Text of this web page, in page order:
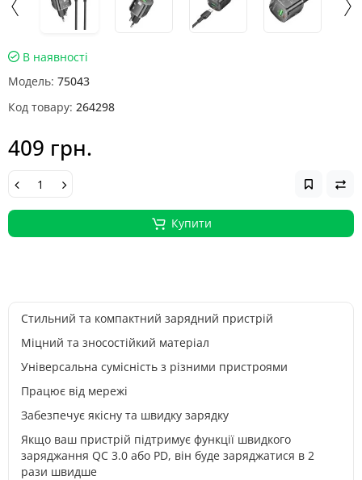
В наявності
Модель: 75043
Код товару: 264298
409 грн.
Купити
Стильний та компактний зарядний пристрій
Міцний та зносостійкий матеріал
Універсальна сумісність з різними пристроями
Працює від мережі
Забезпечує якісну та швидку зарядку
Якщо ваш пристрій підтримує функції швидкого
заряджання QC 3.0 або PD, він буде заряджатися в 2
рази швидше